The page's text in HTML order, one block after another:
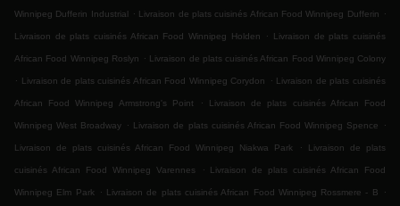
Winnipeg Dufferin Industrial . Livraison de plats cuisinés African Food Winnipeg Dufferin .
Livraison de plats cuisinés African Food Winnipeg Holden . Livraison de plats cuisinés
African Food Winnipeg Roslyn . Livraison de plats cuisinés African Food Winnipeg Colony
. Livraison de plats cuisinés African Food Winnipeg Corydon . Livraison de plats cuisinés
African Food Winnipeg Armstrong's Point . Livraison de plats cuisinés African Food
Winnipeg West Broadway . Livraison de plats cuisinés African Food Winnipeg Spence .
Livraison de plats cuisinés African Food Winnipeg Niakwa Park . Livraison de plats
cuisinés African Food Winnipeg Varennes . Livraison de plats cuisinés African Food
Winnipeg Elm Park . Livraison de plats cuisinés African Food Winnipeg Rossmere - B .